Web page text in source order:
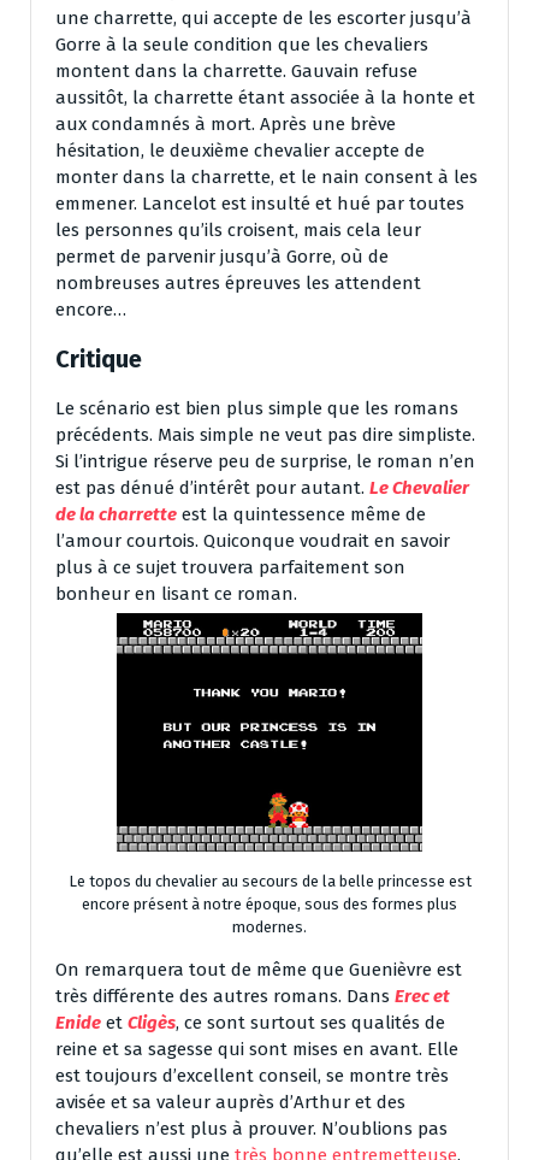
une charrette, qui accepte de les escorter jusqu’à
Gorre à la seule condition que les chevaliers
montent dans la charrette. Gauvain refuse
aussitôt, la charrette étant associée à la honte et
aux condamnés à mort. Après une brève
hésitation, le deuxième chevalier accepte de
monter dans la charrette, et le nain consent à les
emmener. Lancelot est insulté et hué par toutes
les personnes qu’ils croisent, mais cela leur
permet de parvenir jusqu’à Gorre, où de
nombreuses autres épreuves les attendent
encore…
Critique
Le scénario est bien plus simple que les romans
précédents. Mais simple ne veut pas dire simpliste.
Si l’intrigue réserve peu de surprise, le roman n’en
est pas dénué d’intérêt pour autant. Le Chevalier
de la charrette est la quintessence même de
l’amour courtois. Quiconque voudrait en savoir
plus à ce sujet trouvera parfaitement son
bonheur en lisant ce roman.
Le topos du chevalier au secours de la belle princesse est
encore présent à notre époque, sous des formes plus
modernes.
On remarquera tout de même que Guenièvre est
très différente des autres romans. Dans Erec et
Enide et Cligès, ce sont surtout ses qualités de
reine et sa sagesse qui sont mises en avant. Elle
est toujours d’excellent conseil, se montre très
avisée et sa valeur auprès d’Arthur et des
chevaliers n’est plus à prouver. N’oublions pas
qu’elle est aussi une très bonne entremetteuse.